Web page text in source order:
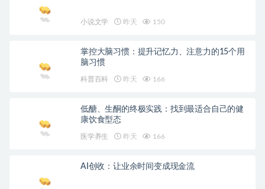
小说文学 昨天 150
掌控大脑习惯：提升记忆力、注意力的15个用
脑习惯
科普百科 昨天 166
低醣、生酮的终极实践：找到最适合自己的健
康饮食型态
医学养生 昨天 166
AI创收：让业余时间变成现金流